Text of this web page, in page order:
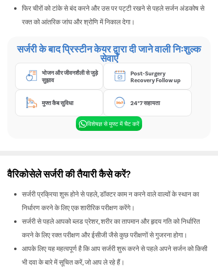
फिर चीरों को टांके से बंद करने और उस पर पट्टी रखने से पहले सर्जन अंडकोष से
रक्त को आंतरिक जांघ और श्रोणि में निकाल देगा।
सर्जरी के बाद प्रिस्टीन केयर द्वारा दी जाने वाली निःशुल्क
सेवाएँ
भोजन और जीवनशैली से जुड़े
सुझाव
Post-Surgery
Recovery Follow up
मुफ्त कैब सुविधा 24*7 सहायता
विशेषज्ञ से मुफ्ट में चैट करें
वैरिकोसेले सर्जरी की तैयारी कैसे करें?
सर्जरी प्रक्रिया शुरू होने से पहले, डॉक्टर काम न करने वाले वाल्वों के स्थान का
निर्धारण करने के लिए एक शारीरिक परीक्षण करेंगे।
सर्जरी से पहले आपको ब्लड प्रेशर, शरीर का तापमान और हृदय गति को निर्धारित
करने के लिए रक्त परीक्षण और ईसीजी जैसे कुछ परीक्षणों से गुजरना होगा।
आपके लिए यह महत्वपूर्ण है कि आप सर्जरी शुरू करने से पहले अपने सर्जन को किसी
भी दवा के बारे में सूचित करें, जो आप ले रहे हैं।